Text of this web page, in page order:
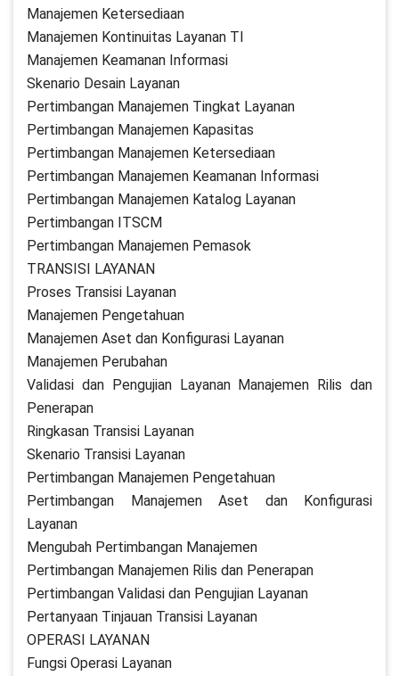
Manajemen Ketersediaan
Manajemen Kontinuitas Layanan TI
Manajemen Keamanan Informasi
Skenario Desain Layanan
Pertimbangan Manajemen Tingkat Layanan
Pertimbangan Manajemen Kapasitas
Pertimbangan Manajemen Ketersediaan
Pertimbangan Manajemen Keamanan Informasi
Pertimbangan Manajemen Katalog Layanan
Pertimbangan ITSCM
Pertimbangan Manajemen Pemasok
TRANSISI LAYANAN
Proses Transisi Layanan
Manajemen Pengetahuan
Manajemen Aset dan Konfigurasi Layanan
Manajemen Perubahan
Validasi dan Pengujian Layanan Manajemen Rilis dan
Penerapan
Ringkasan Transisi Layanan
Skenario Transisi Layanan
Pertimbangan Manajemen Pengetahuan
Pertimbangan Manajemen Aset dan Konfigurasi
Layanan
Mengubah Pertimbangan Manajemen
Pertimbangan Manajemen Rilis dan Penerapan
Pertimbangan Validasi dan Pengujian Layanan
Pertanyaan Tinjauan Transisi Layanan
OPERASI LAYANAN
Fungsi Operasi Layanan